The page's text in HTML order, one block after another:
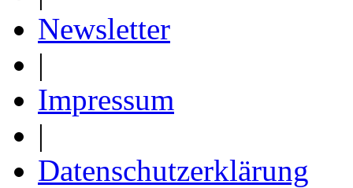
Newsletter
|
Impressum
|
Datenschutzerklärung